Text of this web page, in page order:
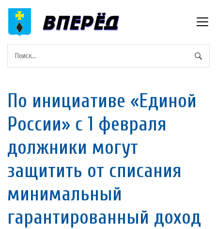
По инициативе «Единой
России» с 1 февраля
должники могут
защитить от списания
минимальный
гарантированный доход